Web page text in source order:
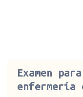
Examen
enfermería